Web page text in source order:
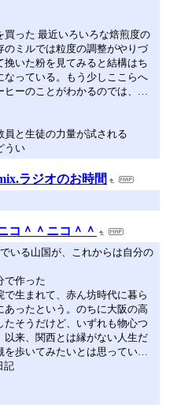
買った 最近いろいろな焙煎度の
のミルでは粒度の調整がやりづ
挽いた粉を見てみると結構はち
なっている。もう少しここらへ
ヒーのことがわかるのでは、…
と生徒の力量が試される
うい
ラジオのお時間
コ＾＾ニコ＾＾
いる山国が、これからは自分の
で作った
で生まれて、赤ん坊時代に暮ら
あったという。のちに大阪の高
そうだけど、いずれも物心つ
以来、関西とは縁がない人生だ
を歩いてみたいとは思ってい…
記